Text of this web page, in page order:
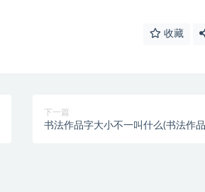
收藏
下一篇
书法作品字大小不一叫什么(书法作